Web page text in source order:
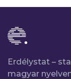
Erdélystat –
magyar